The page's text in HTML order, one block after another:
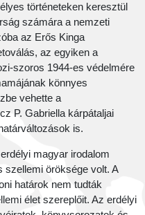
történeteken keresztül
számára a nemzeti
az Erős Kinga
az egyiken a
szoros 1944-es védelmére
könnyes
vehette a
P. Gabriella kárpátaljai
is.
magyar irodalom
szellemi öröksége volt. A
határok nem tudták
élet szereplőit. Az erdélyi